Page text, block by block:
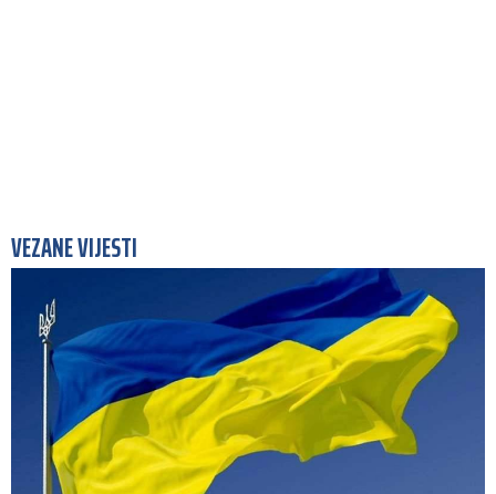
VEZANE VIJESTI